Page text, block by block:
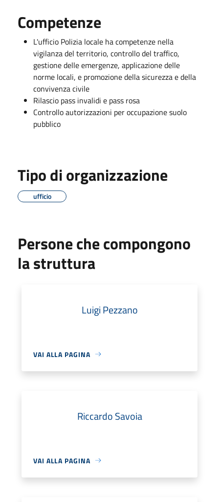
Competenze
L'ufficio Polizia locale ha competenze nella
vigilanza del territorio, controllo del traffico,
gestione delle emergenze, applicazione delle
norme locali, e promozione della sicurezza e della
convivenza civile
Rilascio pass invalidi e pass rosa
Controllo autorizzazioni per occupazione suolo
pubblico
Tipo di organizzazione
ufficio
Persone che compongono
la struttura
Luigi Pezzano
VAI ALLA PAGINA
Riccardo Savoia
VAI ALLA PAGINA